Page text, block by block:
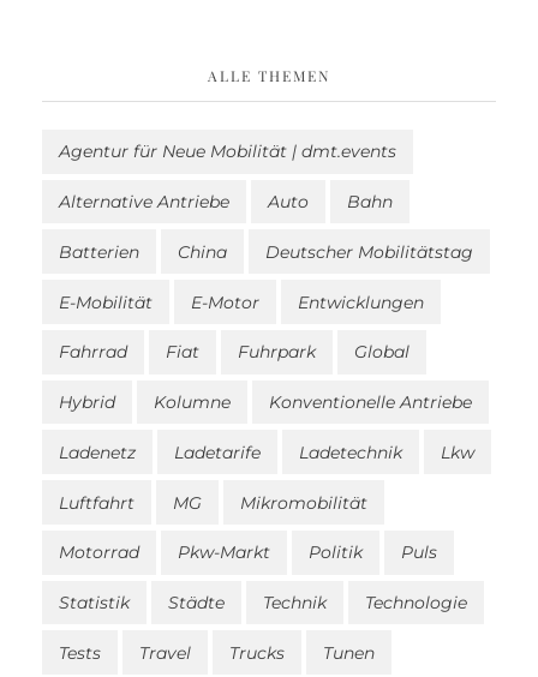
ALLE THEMEN
Agentur für Neue Mobilität | dmt.events
Alternative Antriebe Auto Bahn
Batterien China Deutscher Mobilitätstag
E-Mobilität E-Motor Entwicklungen
Fahrrad Fiat Fuhrpark Global
Hybrid Kolumne Konventionelle Antriebe
Ladenetz Ladetarife Ladetechnik Lkw
Luftfahrt MG Mikromobilität
Motorrad Pkw-Markt Politik Puls
Statistik Städte Technik Technologie
Tests Travel Trucks Tunen